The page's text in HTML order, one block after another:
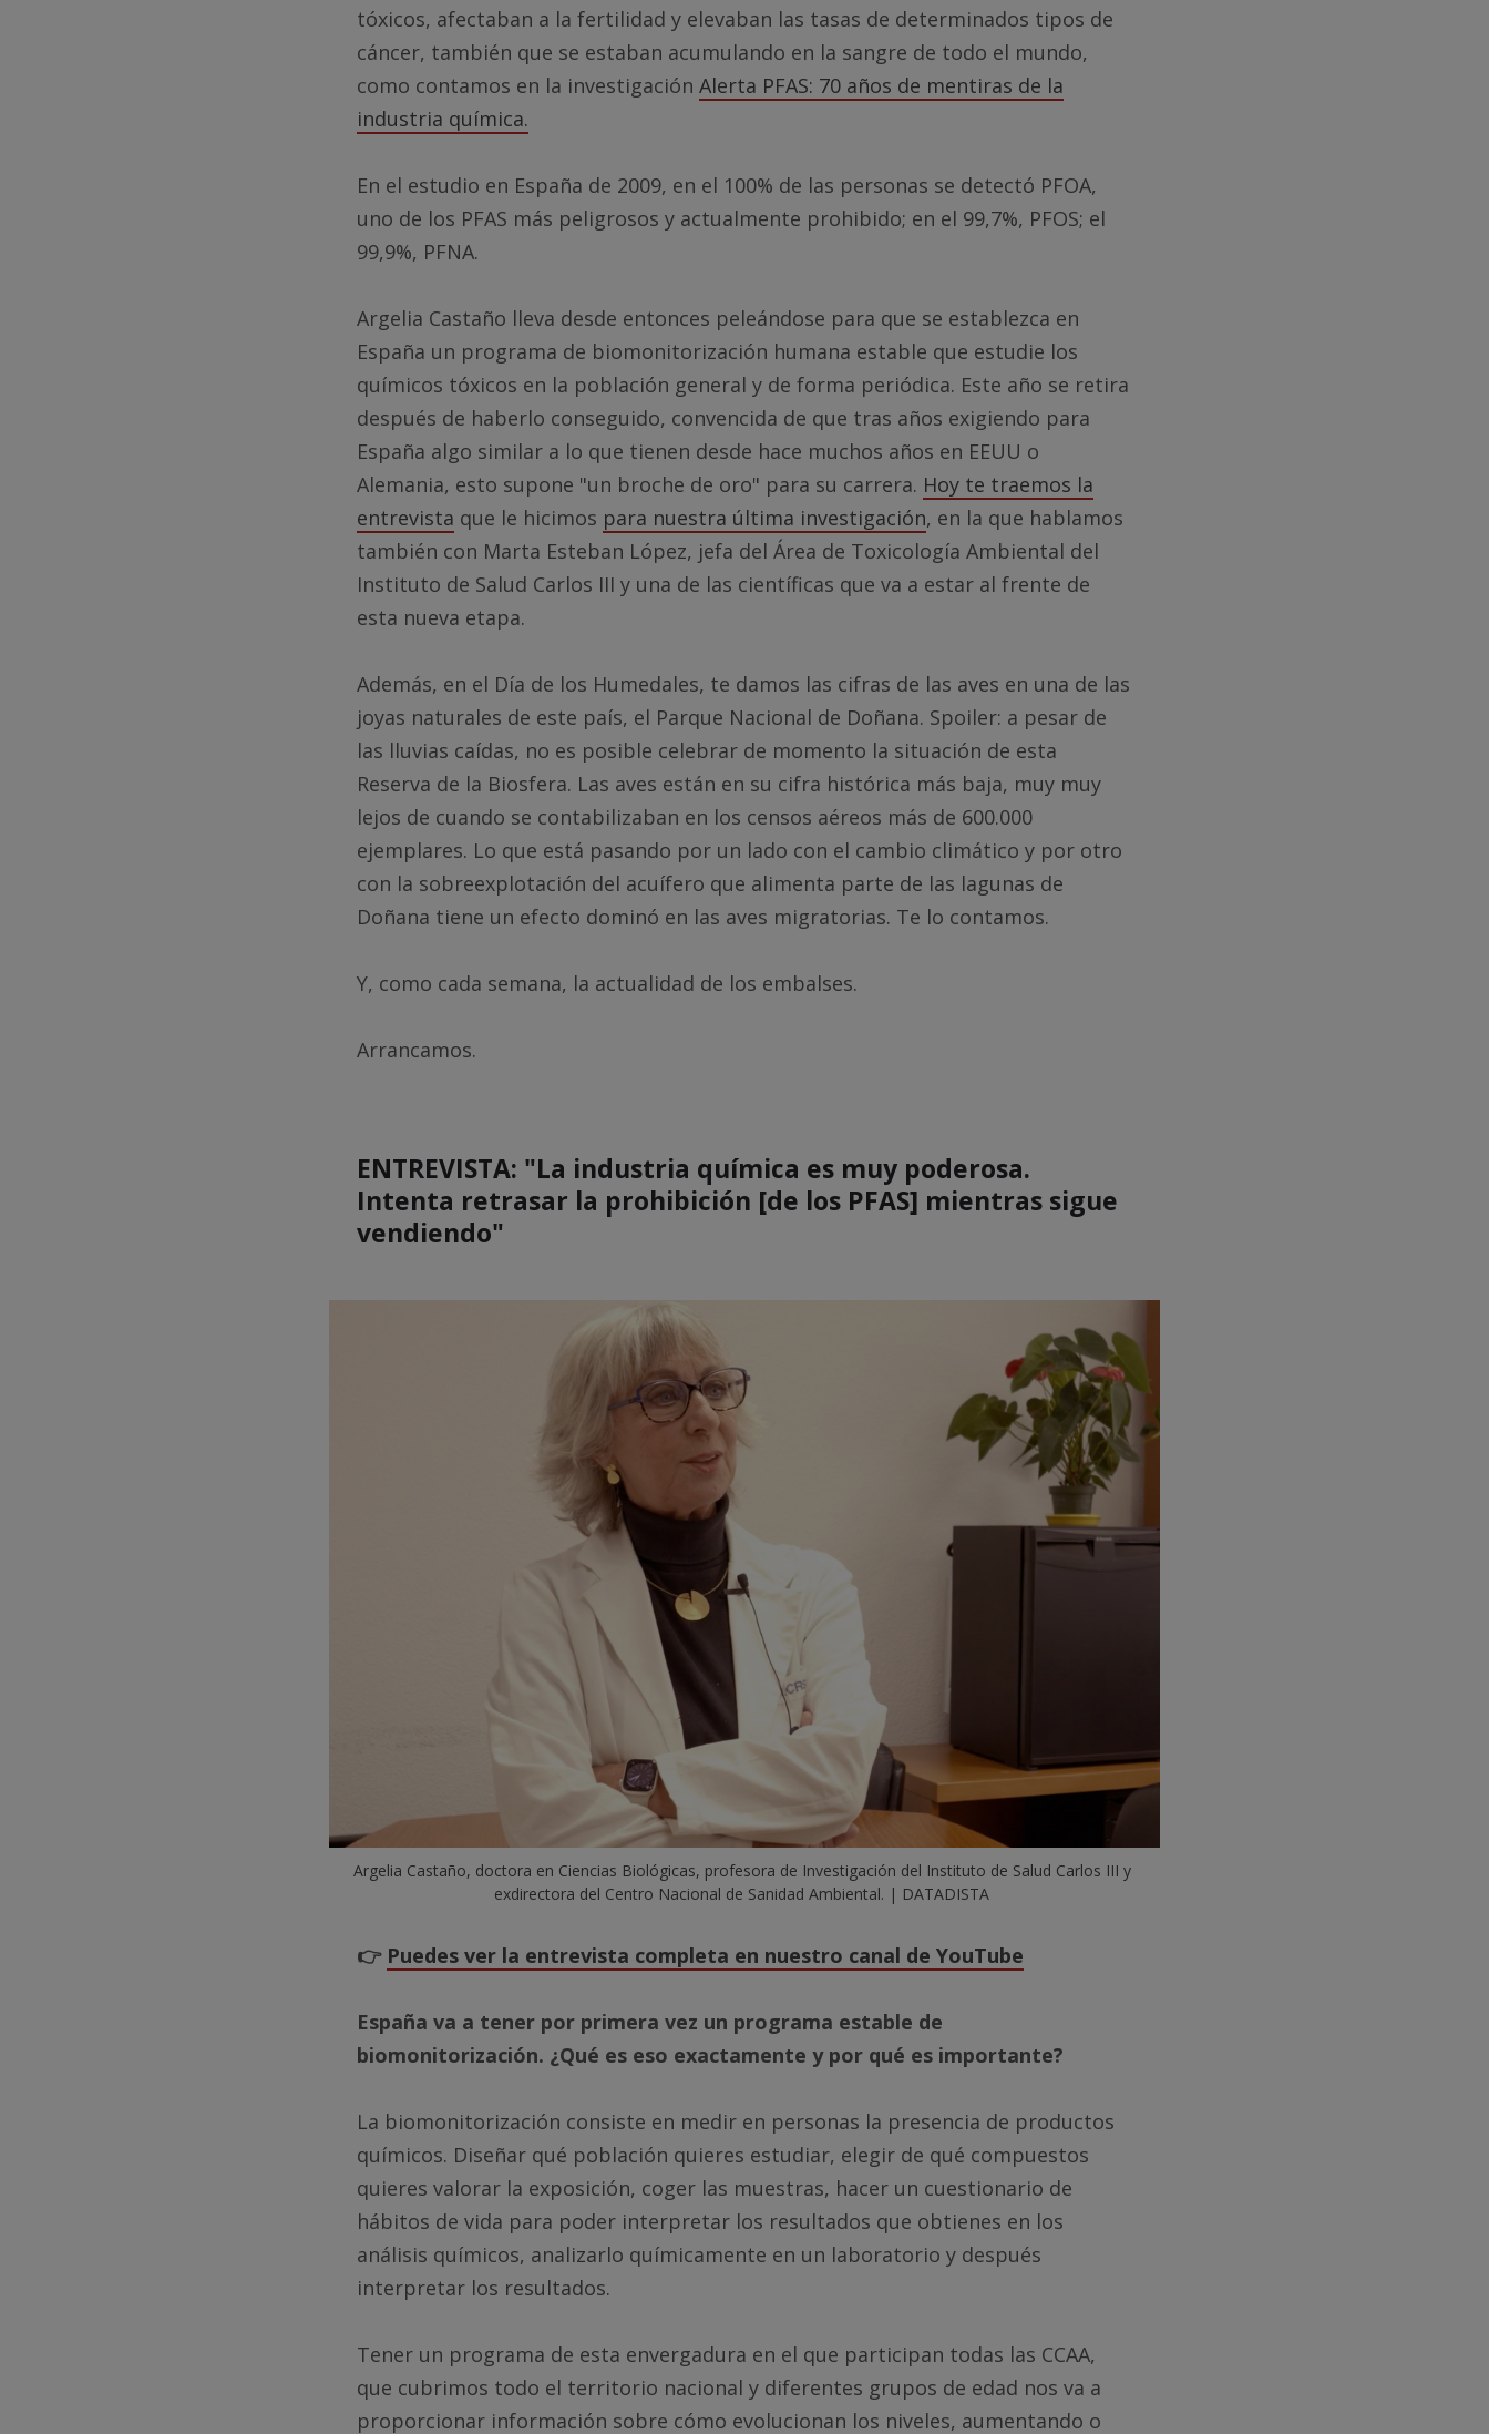
tóxicos, afectaban a la fertilidad y elevaban las tasas de determinados tipos de
cáncer, también que se estaban acumulando en la sangre de todo el mundo,
como contamos en la investigación Alerta PFAS: 70 años de mentiras de la
industria química.
En el estudio en España de 2009, en el 100% de las personas se detectó PFOA,
uno de los PFAS más peligrosos y actualmente prohibido; en el 99,7%, PFOS; el
99,9%, PFNA.
Argelia Castaño lleva desde entonces peleándose para que se establezca en
España un programa de biomonitorización humana estable que estudie los
químicos tóxicos en la población general y de forma periódica. Este año se retira
después de haberlo conseguido, convencida de que tras años exigiendo para
España algo similar a lo que tienen desde hace muchos años en EEUU o
Alemania, esto supone "un broche de oro" para su carrera. Hoy te traemos la
entrevista que le hicimos para nuestra última investigación, en la que hablamos
también con Marta Esteban López, jefa del Área de Toxicología Ambiental del
Instituto de Salud Carlos III y una de las científicas que va a estar al frente de
esta nueva etapa.
Además, en el Día de los Humedales, te damos las cifras de las aves en una de las
joyas naturales de este país, el Parque Nacional de Doñana. Spoiler: a pesar de
las lluvias caídas, no es posible celebrar de momento la situación de esta
Reserva de la Biosfera. Las aves están en su cifra histórica más baja, muy muy
lejos de cuando se contabilizaban en los censos aéreos más de 600.000
ejemplares. Lo que está pasando por un lado con el cambio climático y por otro
con la sobreexplotación del acuífero que alimenta parte de las lagunas de
Doñana tiene un efecto dominó en las aves migratorias. Te lo contamos.
Y, como cada semana, la actualidad de los embalses.
Arrancamos.
ENTREVISTA: "La industria química es muy poderosa.
Intenta retrasar la prohibición [de los PFAS] mientras sigue
vendiendo"
Argelia Castaño, doctora en Ciencias Biológicas, profesora de Investigación del Instituto de Salud Carlos III y
exdirectora del Centro Nacional de Sanidad Ambiental. | DATADISTA
👉 Puedes ver la entrevista completa en nuestro canal de YouTube
España va a tener por primera vez un programa estable de
biomonitorización. ¿Qué es eso exactamente y por qué es importante?
La biomonitorización consiste en medir en personas la presencia de productos
químicos. Diseñar qué población quieres estudiar, elegir de qué compuestos
quieres valorar la exposición, coger las muestras, hacer un cuestionario de
hábitos de vida para poder interpretar los resultados que obtienes en los
análisis químicos, analizarlo químicamente en un laboratorio y después
interpretar los resultados.
Tener un programa de esta envergadura en el que participan todas las CCAA,
que cubrimos todo el territorio nacional y diferentes grupos de edad nos va a
proporcionar información sobre cómo evolucionan los niveles, aumentando o